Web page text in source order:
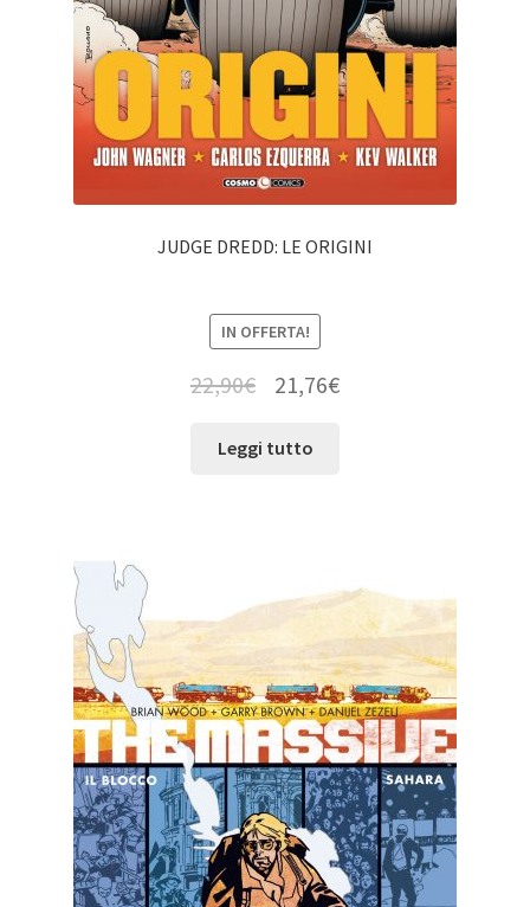
JUDGE DREDD: LE ORIGINI
IN OFFERTA!
22,90€ 21,76€
Leggi tutto